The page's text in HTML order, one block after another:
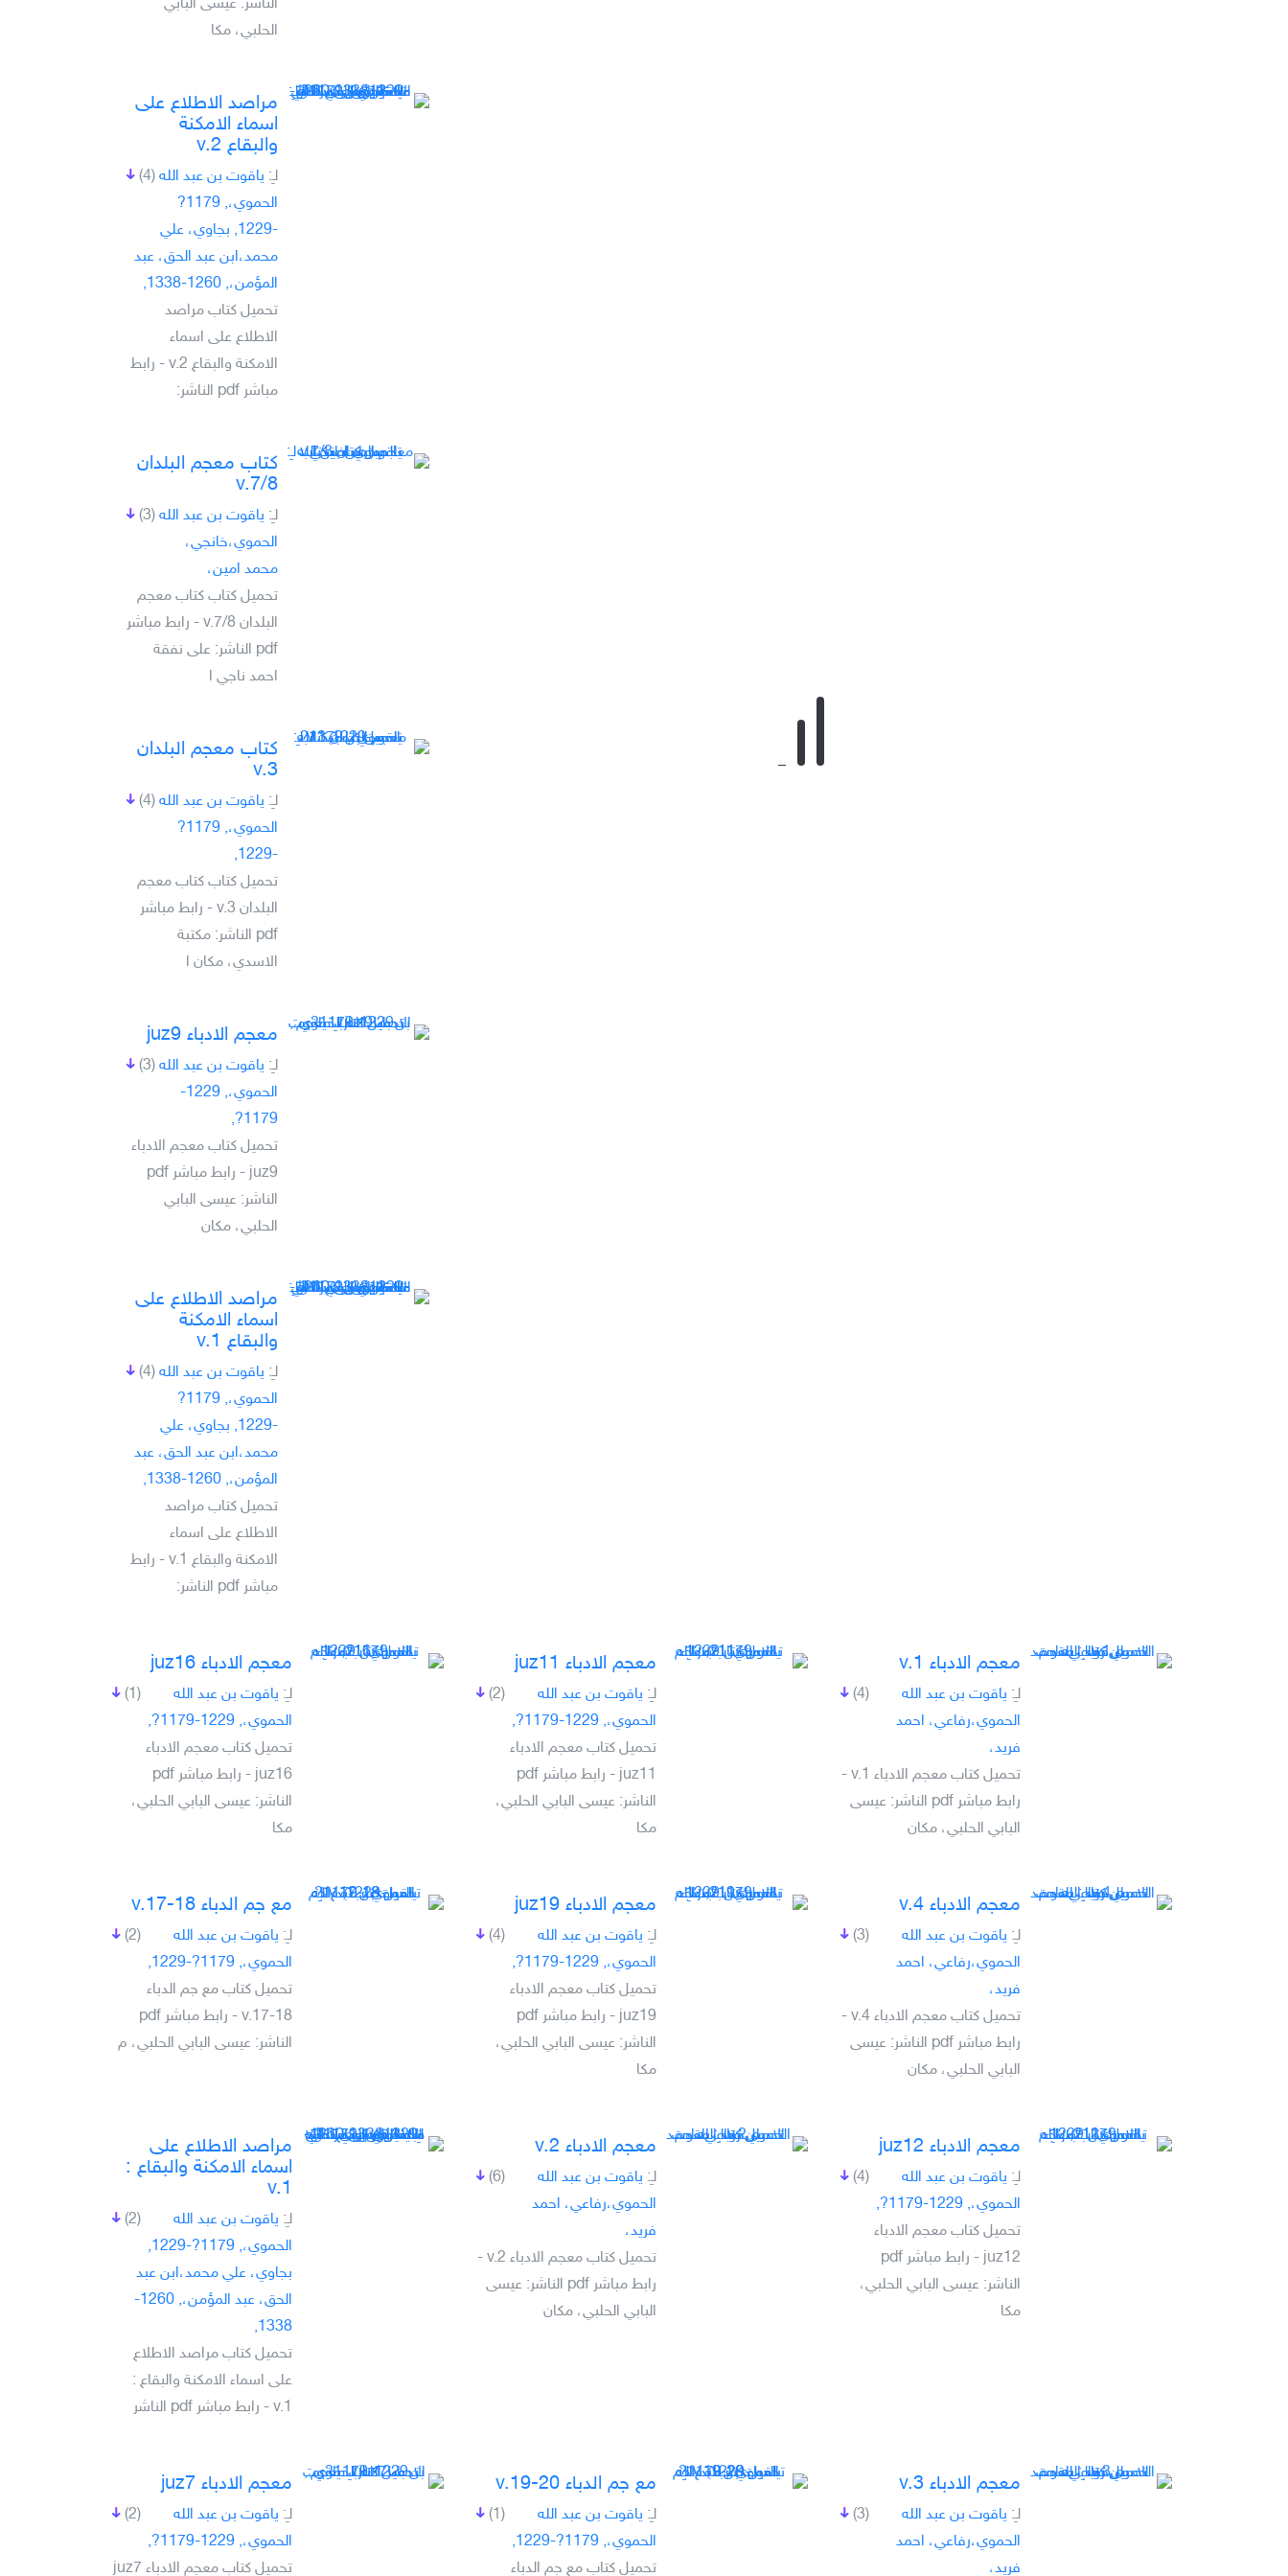
الناشر: عيسى البابي
الحلبي، مكا
مراصد الاطلاع على
اسماء الامكنة
والبقاع v.2
(4) لـِ: ياقوت بن عبد الله
الحموي،, 1179?
-1229, بجاوي، علي
محمد،ابن عبد الحق، عبد
المؤمن،, 1260-1338,
تحميل كتاب مراصد
الاطلاع على اسماء
الامكنة والبقاع v.2 - رابط
مباشر pdf الناشر:
كتاب معجم البلدان
v.7/8
(3) لـِ: ياقوت بن عبد الله
الحموي،خانجي،
محمد امين،
تحميل كتاب كتاب معجم
البلدان v.7/8 - رابط مباشر
pdf الناشر: على نفقة
احمد ناجي ا
كتاب معجم البلدان
v.3
(4) لـِ: ياقوت بن عبد الله
الحموي،, 1179?
-1229,
تحميل كتاب كتاب معجم
البلدان v.3 - رابط مباشر
pdf الناشر: مكتبة
الاسدي، مكان ا
معجم الادباء juz9
(3) لـِ: ياقوت بن عبد الله
الحموي،, 1229-
1179?,
تحميل كتاب معجم الادباء
juz9 - رابط مباشر pdf
الناشر: عيسى البابي
الحلبي، مكان
مراصد الاطلاع على
اسماء الامكنة
والبقاع v.1
(4) لـِ: ياقوت بن عبد الله
الحموي،, 1179?
-1229, بجاوي، علي
محمد،ابن عبد الحق، عبد
المؤمن،, 1260-1338,
تحميل كتاب مراصد
الاطلاع على اسماء
الامكنة والبقاع v.1 - رابط
مباشر pdf الناشر:
معجم الادباء v.1
(4) لـِ: ياقوت بن عبد الله
الحموي،رفاعي، احمد
فريد،
تحميل كتاب معجم الادباء v.1 -
رابط مباشر pdf الناشر: عيسى
البابي الحلبي، مكان
معجم الادباء juz11
(2) لـِ: ياقوت بن عبد الله
الحموي،, 1229-1179?,
تحميل كتاب معجم الادباء
juz11 - رابط مباشر pdf
الناشر: عيسى البابي الحلبي،
مكا
معجم الادباء juz16
(1) لـِ: ياقوت بن عبد الله
الحموي،, 1229-1179?,
تحميل كتاب معجم الادباء
juz16 - رابط مباشر pdf
الناشر: عيسى البابي الحلبي،
مكا
معجم الادباء v.4
(3) لـِ: ياقوت بن عبد الله
الحموي،رفاعي، احمد
فريد،
تحميل كتاب معجم الادباء v.4 -
رابط مباشر pdf الناشر: عيسى
البابي الحلبي، مكان
معجم الادباء juz19
(4) لـِ: ياقوت بن عبد الله
الحموي،, 1229-1179?,
تحميل كتاب معجم الادباء
juz19 - رابط مباشر pdf
الناشر: عيسى البابي الحلبي،
مكا
مع جم الدباء v.17-18
(2) لـِ: ياقوت بن عبد الله
الحموي،, 1179?-1229,
تحميل كتاب مع جم الدباء
v.17-18 - رابط مباشر pdf
الناشر: عيسى البابي الحلبي، م
معجم الادباء juz12
(4) لـِ: ياقوت بن عبد الله
الحموي،, 1229-1179?,
تحميل كتاب معجم الادباء
juz12 - رابط مباشر pdf
الناشر: عيسى البابي الحلبي،
مكا
معجم الادباء v.2
(6) لـِ: ياقوت بن عبد الله
الحموي،رفاعي، احمد
فريد،
تحميل كتاب معجم الادباء v.2 -
رابط مباشر pdf الناشر: عيسى
البابي الحلبي، مكان
مراصد الاطلاع على
اسماء الامكنة والبقاع :
v.1
(2) لـِ: ياقوت بن عبد الله
الحموي،, 1179?-1229,
بجاوي، علي محمد،ابن عبد
الحق، عبد المؤمن،, 1260-
1338,
تحميل كتاب مراصد الاطلاع
على اسماء الامكنة والبقاع :
v.1 - رابط مباشر pdf الناشر
معجم الادباء v.3
(3) لـِ: ياقوت بن عبد الله
الحموي،رفاعي، احمد
فريد،
مع جم الدباء v.19-20
(1) لـِ: ياقوت بن عبد الله
الحموي،, 1179?-1229,
تحميل كتاب مع جم الدباء
معجم الادباء juz7
(2) لـِ: ياقوت بن عبد الله
الحموي،, 1229-1179?,
تحميل كتاب معجم الادباء juz7